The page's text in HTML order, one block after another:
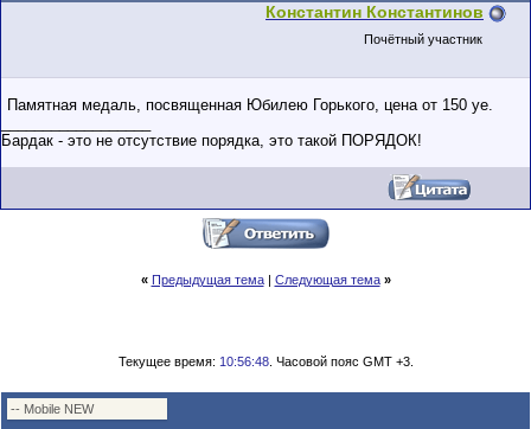
Константин Константинов
Почётный участник
Памятная медаль, посвященная Юбилею Горького, цена от 150 уе.
Бардак - это не отсутствие порядка, это такой ПОРЯДОК!
« Предыдущая тема| Следующая тема »
Текущее время: 10:56:48. Часовой пояс GMT +3.